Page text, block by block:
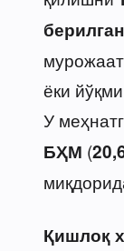
берилган
ёки
У
БҲМ (
Қишлоқ